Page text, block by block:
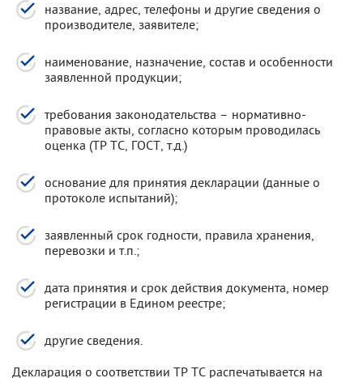
название, адрес, телефоны и другие сведения о
производителе, заявителе;
наименование, назначение, состав и особенности
заявленной продукции;
требования законодательства – нормативно-
правовые акты, согласно которым проводилась
оценка (ТР ТС, ГОСТ, т.д.)
основание для принятия декларации (данные о
протоколе испытаний);
заявленный срок годности, правила хранения,
перевозки и т.п.;
дата принятия и срок действия документа, номер
регистрации в Едином реестре;
другие сведения.
Декларация о соответствии ТР ТС распечатывается на